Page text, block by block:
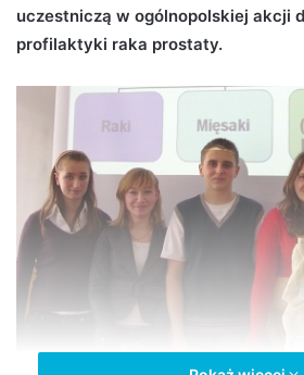
n
e
a
uczestniczą w ogólnopolskiej akcji
profilaktyki raka prostaty.